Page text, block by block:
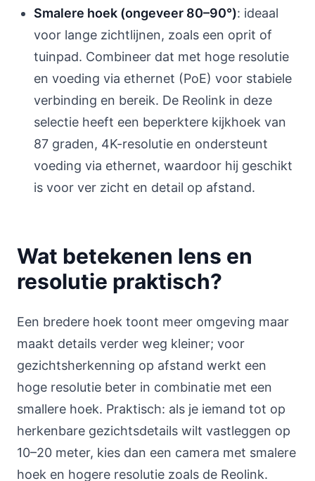
Smalere hoek (ongeveer 80–90°): ideaal
voor lange zichtlijnen, zoals een oprit of
tuinpad. Combineer dat met hoge resolutie
en voeding via ethernet (PoE) voor stabiele
verbinding en bereik. De Reolink in deze
selectie heeft een beperktere kijkhoek van
87 graden, 4K-resolutie en ondersteunt
voeding via ethernet, waardoor hij geschikt
is voor ver zicht en detail op afstand.
Wat betekenen lens en
resolutie praktisch?
Een bredere hoek toont meer omgeving maar
maakt details verder weg kleiner; voor
gezichtsherkenning op afstand werkt een
hoge resolutie beter in combinatie met een
smallere hoek. Praktisch: als je iemand tot op
herkenbare gezichtsdetails wilt vastleggen op
10–20 meter, kies dan een camera met smalere
hoek en hogere resolutie zoals de Reolink.